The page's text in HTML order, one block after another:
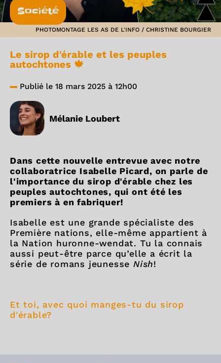
Société
PHOTOMONTAGE LES AS DE L'INFO / CHRISTINE BOURGIER
Le sirop d'érable et les peuples
autochtones 🍁
Publié le 18 mars 2025 à 12h00
Mélanie Loubert
Dans cette nouvelle entrevue avec notre
collaboratrice Isabelle Picard, on parle de
l'importance du sirop d'érable chez les
peuples autochtones, qui ont été les
premiers à en fabriquer!
Isabelle est une grande spécialiste des
Première nations, elle-même appartient à
la Nation huronne-wendat. Tu la connais
aussi peut-être parce qu’elle a écrit la
série de romans jeunesse Nish!
Et toi, avec quoi manges-tu du sirop
d'érable?